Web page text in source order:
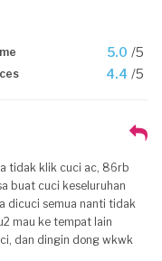
5.0 /5
4.4 /5
tidak klik cuci ac, 86rb
buat cuci keseluruhan
dicuci semua nanti tidak
mau ke tempat lain
dan dingin dong wkwk